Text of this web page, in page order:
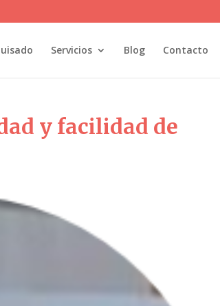
Servicios Blog Contacto
y facilidad de